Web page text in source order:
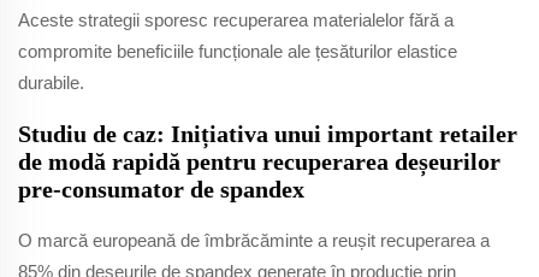
Aceste strategii sporesc recuperarea materialelor fără a
compromite beneficiile funcționale ale țesăturilor elastice
durabile.
Studiu de caz: Inițiativa unui important retailer
de modă rapidă pentru recuperarea deșeurilor
pre-consumator de spandex
O marcă europeană de îmbrăcăminte a reușit recuperarea a
85% din deșeurile de spandex generate în producție prin